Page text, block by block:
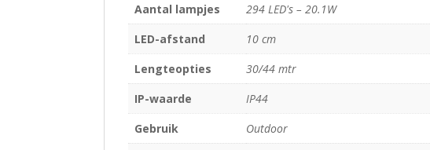
Aantal lampjes
294 LED's – 20.1W
LED-afstand
10 cm
Lengteopties
30/44 mtr
IP-waarde
IP44
Gebruik
Outdoor